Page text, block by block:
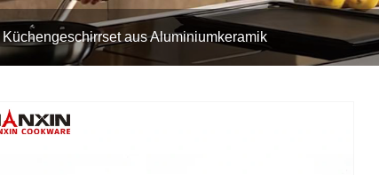
Küchengeschirrset aus Aluminiumkeramik